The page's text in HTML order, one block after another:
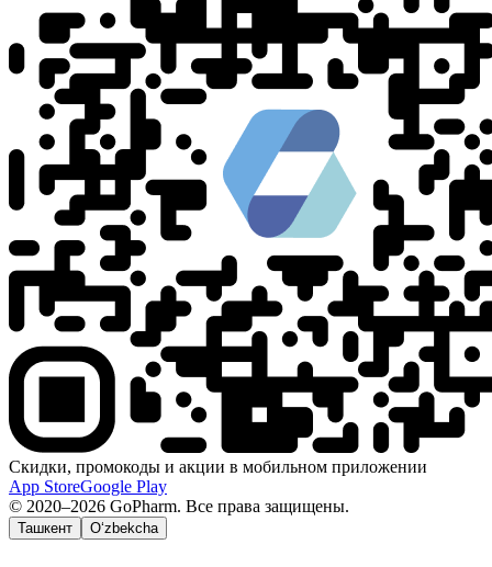
Скидки, промокоды и акции в мобильном приложении
App StoreGoogle Play
© 2020–2026 GoPharm. Все права защищены.
Ташкент O‘zbekcha